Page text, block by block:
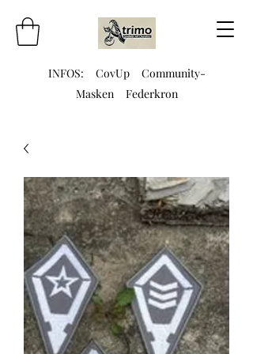
INFOS: CovUp
Community-
Masken
Federkron